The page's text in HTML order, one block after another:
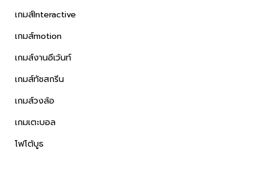
เกมส์Interactive
เกมส์motion
เกมส์งานอีเว้นท์
เกมส์ทัชสกรีน
เกมส์วงล้อ
เกมเตะบอล
โฟโต้บูธ